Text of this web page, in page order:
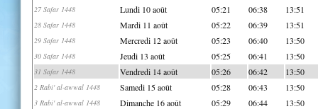
27 Safar 1448 Lundi 10 août 05:21 06:38 13:51
28 Safar 1448 Mardi 11 août 05:22 06:39 13:51
29 Safar 1448 Mercredi 12 août 05:23 06:40 13:50
30 Safar 1448 Jeudi 13 août 05:25 06:41 13:50
31 Safar 1448 Vendredi 14 août 05:26 06:42 13:50
2 Rabi' al-awwal 1448 Samedi 15 août 05:28 06:43 13:50
3 Rabi' al-awwal 1448 Dimanche 16 août 05:29 06:44 13:50